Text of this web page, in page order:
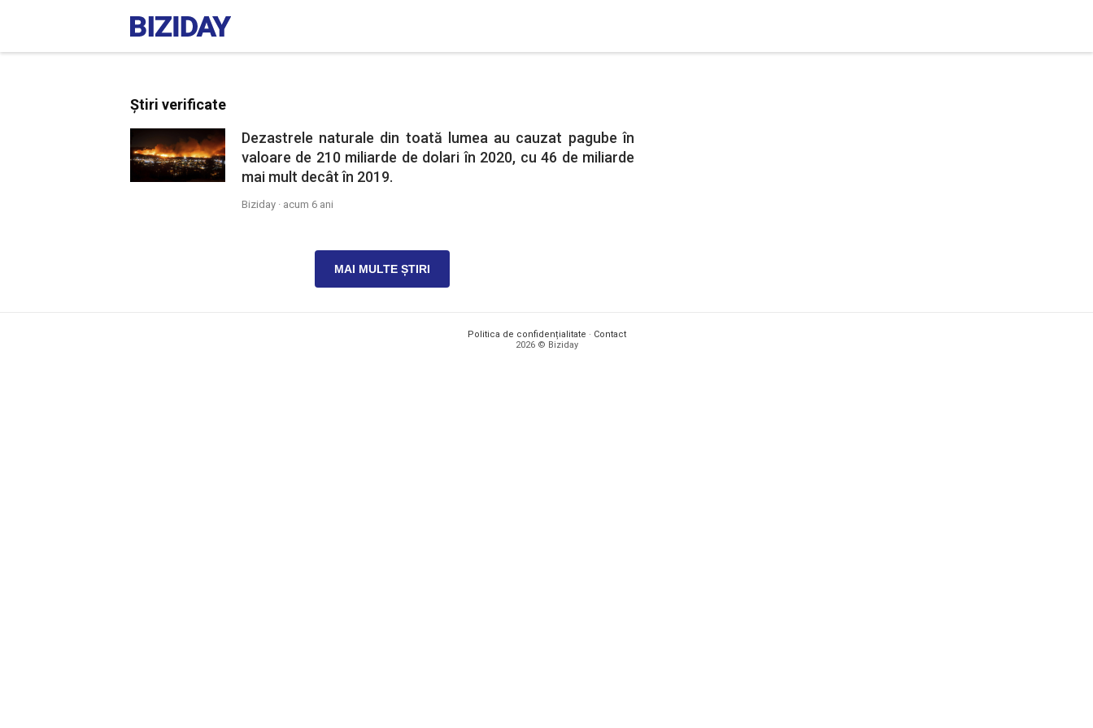
Știri verificate
Dezastrele naturale din toată lumea au cauzat pagube în
valoare de 210 miliarde de dolari în 2020, cu 46 de miliarde
mai mult decât în 2019.
Biziday · acum 6 ani
MAI MULTE ȘTIRI
Politica de confidențialitate · Contact
2026 © Biziday